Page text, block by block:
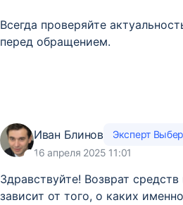
Всегда проверяйте
перед обращением.
Иван Блинов
Эксперт
16 апреля 2025 11:01
Здравствуйте! Возврат
зависит от того, о каких